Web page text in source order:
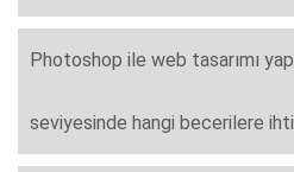
Photoshop ile web tasarımı
seviyesinde hangi becerilere